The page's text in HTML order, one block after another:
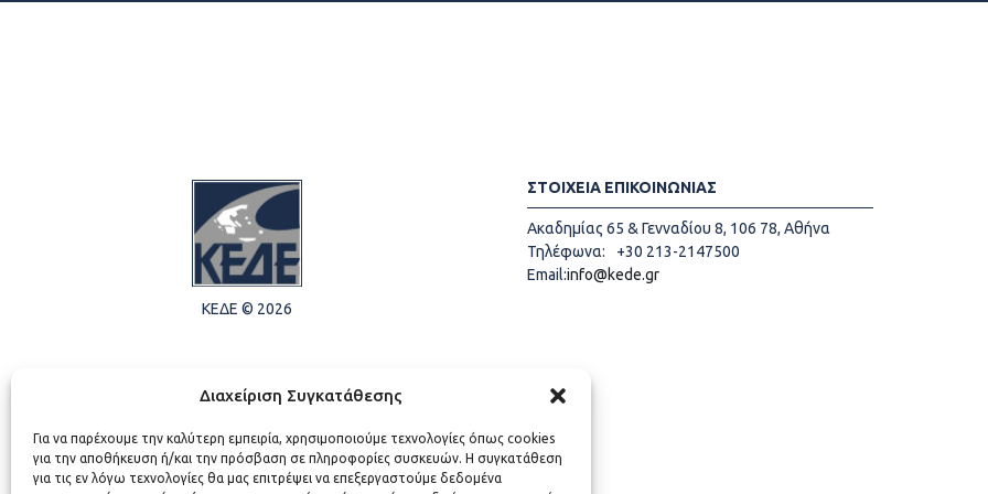
Διαχείριση Συγκατάθεσης
Για να παρέχουμε την καλύτερη εμπειρία, χρησιμοποιούμε τεχνολογίες όπως cookies
για την αποθήκευση ή/και την πρόσβαση σε πληροφορίες συσκευών. Η συγκατάθεση
για τις εν λόγω τεχνολογίες θα μας επιτρέψει να επεξεργαστούμε δεδομένα
ΚΕΔΕ © 2026
ΣΤΟΙΧΕΙΑ ΕΠΙΚΟΙΝΩΝΙΑΣ
Ακαδημίας 65 & Γενναδίου 8, 106 78, Αθήνα
Τηλέφωνα:
+30 213-2147500
Email:info@kede.gr